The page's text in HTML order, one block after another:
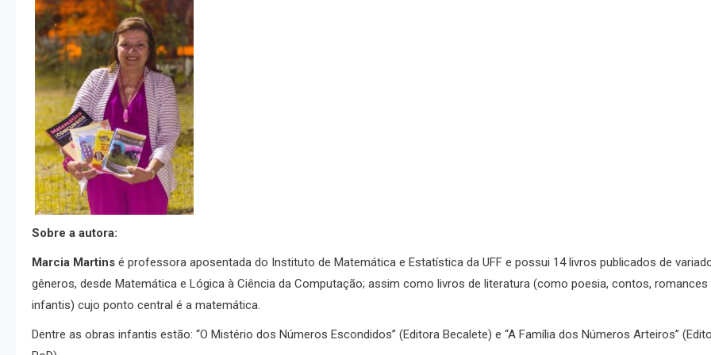
Sobre a autora:
Marcia Martins é professora aposentada do Instituto de Matemática e Estatística da UFF e possui 14 livros publicados de
gêneros, desde Matemática e Lógica à Ciência da Computação; assim como livros de literatura (como poesia, contos, romances
infantis) cujo ponto central é a matemática.
Dentre as obras infantis estão: “O Mistério dos Números Escondidos” (Editora Becalete) e “A Família dos Números Arteiros”